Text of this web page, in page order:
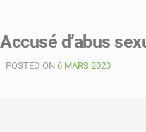
Accusé d’abus
POSTED ON 6 MARS 2020